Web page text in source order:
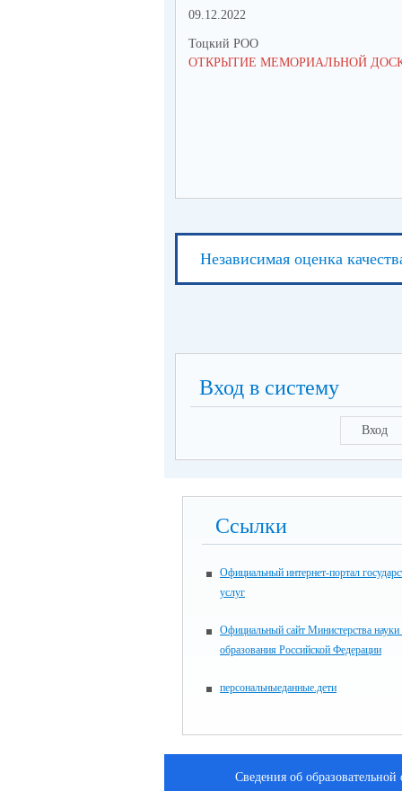
09.12.2022
Тоцкий РОО
ОТКРЫТИЕ МЕМОРИАЛЬНОЙ
Независимая оценка
Вход в систему
Вход
Ссылки
Официальный интернет-портал
услуг
Официальный сайт Министерства
образования Российской Федерации
персональныеданные.дети
Сведения об образовательной